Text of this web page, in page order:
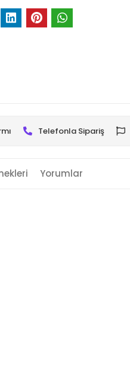
Telefonla Sipariş
Yorumlar